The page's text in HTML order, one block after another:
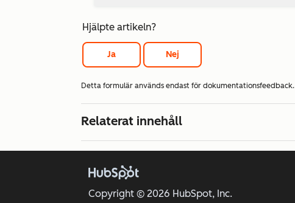
Hjälpte artikeln?
Ja Nej
Detta formulär används endast för dokumentationsfeedback.
Relaterat innehåll
Copyright © 2026 HubSpot, Inc.